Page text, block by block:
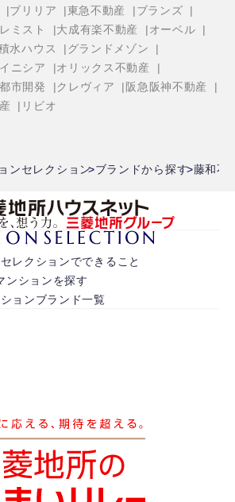
ブリリア 東急不動産
ブランズ
ミスト 大成有楽不動産
オーベル
水ハウス
グランドメゾン
イニシア
オリックス不動産
市開発 クレヴィア
阪急阪神不動産
リビオ
ンセレクション ブランドから探す 藤和不
レクションでできること
ンションを探す
ョンブランド一覧